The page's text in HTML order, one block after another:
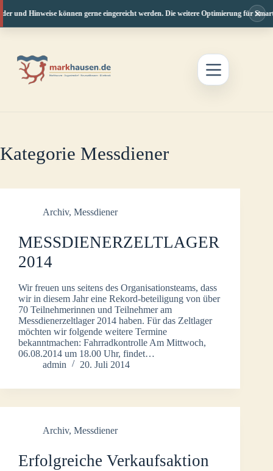
Hinweise können gerne eingereicht werden. Die weitere Optimierung für ×
springen
Kategorie Messdiener
Archiv, Messdiener
MESSDIENERZELTLAGER
2014
Wir freuen uns seitens des Organisationsteams, dass
wir in diesem Jahr eine Rekord-beteiligung von über
70 Teilnehmerinnen und Teilnehmer am
Messdienerzeltlager 2014 haben. Für das Zeltlager
möchten wir folgende weitere Termine
bekanntmachen: Fahrradkontrolle Am Mittwoch,
06.08.2014 um 18.00 Uhr, findet…
admin
20. Juli 2014
Archiv, Messdiener
Erfolgreiche Verkaufsaktion